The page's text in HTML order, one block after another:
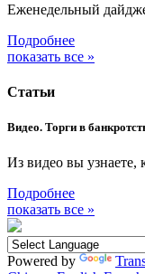
Еженедельный
Подробнее
показать все »
Статьи
Видео. Торги в
Из видео вы узнаете,
Подробнее
показать все »
Powered by